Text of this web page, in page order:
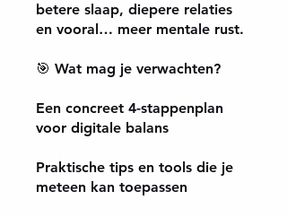
betere slaap, diepere relaties
en vooral… meer mentale rust.
🎯 Wat mag je verwachten?
Een concreet 4-stappenplan
voor digitale balans
Praktische tips en tools die je
meteen kan toepassen